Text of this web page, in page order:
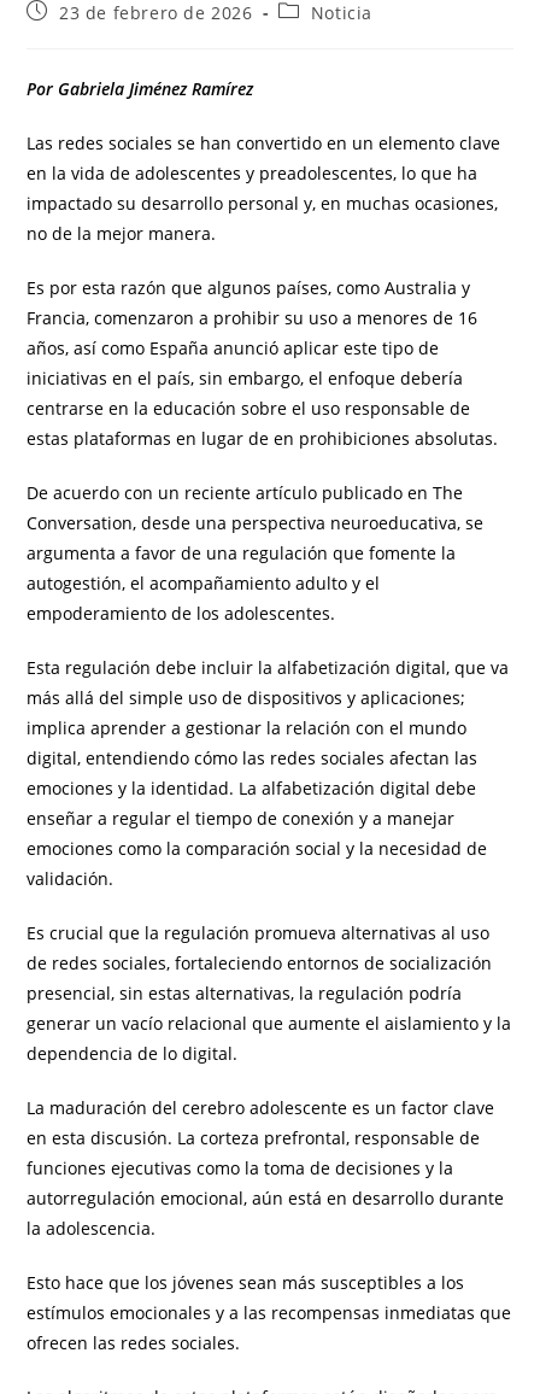
23 de febrero de 2026 Noticia
Por Gabriela Jiménez Ramírez
Las redes sociales se han convertido en un elemento clave
en la vida de adolescentes y preadolescentes, lo que ha
impactado su desarrollo personal y, en muchas ocasiones,
no de la mejor manera.
Es por esta razón que algunos países, como Australia y
Francia, comenzaron a prohibir su uso a menores de 16
años, así como España anunció aplicar este tipo de
iniciativas en el país, sin embargo, el enfoque debería
centrarse en la educación sobre el uso responsable de
estas plataformas en lugar de en prohibiciones absolutas.
De acuerdo con un reciente artículo publicado en The
Conversation, desde una perspectiva neuroeducativa, se
argumenta a favor de una regulación que fomente la
autogestión, el acompañamiento adulto y el
empoderamiento de los adolescentes.
Esta regulación debe incluir la alfabetización digital, que va
más allá del simple uso de dispositivos y aplicaciones;
implica aprender a gestionar la relación con el mundo
digital, entendiendo cómo las redes sociales afectan las
emociones y la identidad. La alfabetización digital debe
enseñar a regular el tiempo de conexión y a manejar
emociones como la comparación social y la necesidad de
validación.
Es crucial que la regulación promueva alternativas al uso
de redes sociales, fortaleciendo entornos de socialización
presencial, sin estas alternativas, la regulación podría
generar un vacío relacional que aumente el aislamiento y la
dependencia de lo digital.
La maduración del cerebro adolescente es un factor clave
en esta discusión. La corteza prefrontal, responsable de
funciones ejecutivas como la toma de decisiones y la
autorregulación emocional, aún está en desarrollo durante
la adolescencia.
Esto hace que los jóvenes sean más susceptibles a los
estímulos emocionales y a las recompensas inmediatas que
ofrecen las redes sociales.